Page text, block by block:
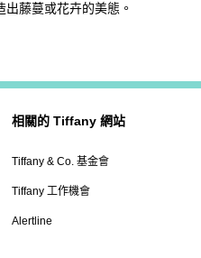
藤蔓或花卉的美態。
相關的 Tiffany 網站
Tiffany & Co. 基金會
Tiffany 工作機會
Alertline